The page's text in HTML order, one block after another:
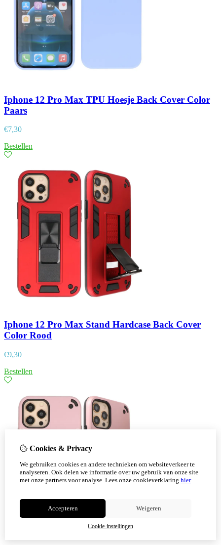
Iphone 12 Pro Max TPU Hoesje Back Cover Color
Paars
€7,30
Bestellen
Iphone 12 Pro Max Stand Hardcase Back Cover
Color Rood
€9,30
Bestellen
Cookies & Privacy
We gebruiken cookies en andere technieken om websiteverkeer te
analyseren. Ook delen we informatie over uw gebruik van onze site
met onze partners voor analyse. Lees onze cookieverklaring hier
Accepteren Weigeren
Cookie-instellingen